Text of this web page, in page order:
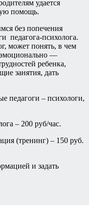
удается
помощь.
без попечения
педагога-психолога.
может понять, в чем
—
ребенка,
занятия, дать
педагоги – психологи,
– 200 руб/час.
(тренинг) – 150 руб.
и задать